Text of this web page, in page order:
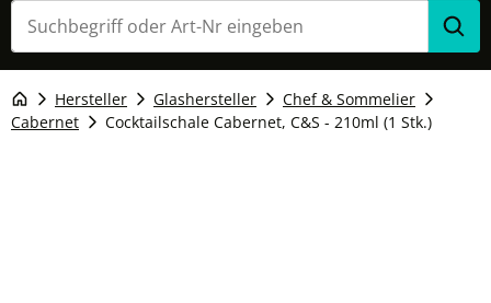
Hersteller Glashersteller
Chef & Sommelier
Cabernet
Cocktailschale Cabernet, C&S - 210ml (1 Stk.)